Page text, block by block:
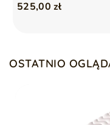
525,00 zł
OSTATNIO